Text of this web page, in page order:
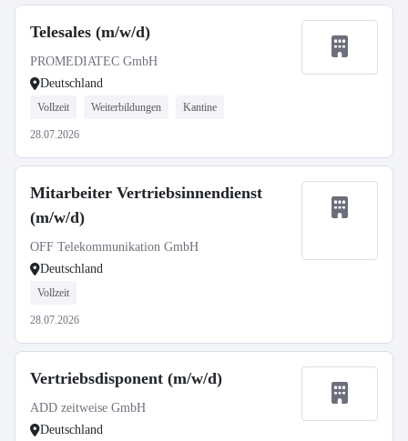
Telesales (m/w/d)
PROMEDIATEC GmbH
Deutschland
Vollzeit Weiterbildungen Kantine
28.07.2026
Mitarbeiter Vertriebsinnendienst
(m/w/d)
OFF Telekommunikation GmbH
Deutschland
Vollzeit
28.07.2026
Vertriebsdisponent (m/w/d)
ADD zeitweise GmbH
Deutschland